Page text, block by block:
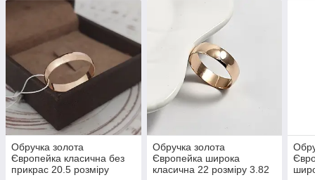
Обручка золота
Європейка класична без
прикрас 20.5 розміру
Обручка золота
Європейка широка
класична 22 розміру 3.82